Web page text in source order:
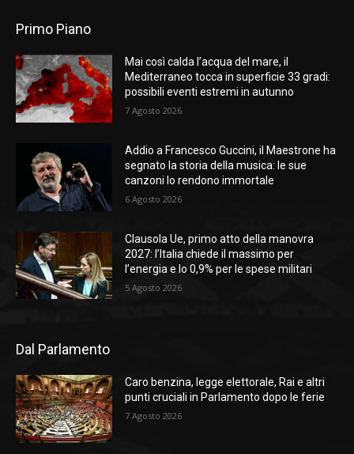
Primo Piano
Mai così calda l’acqua del mare, il
Mediterraneo tocca in superficie 33 gradi:
possibili eventi estremi in autunno
7 Agosto 2026
Addio a Francesco Guccini, il Maestrone ha
segnato la storia della musica: le sue
canzoni lo rendono immortale
6 Agosto 2026
Clausola Ue, primo atto della manovra
2027: l’Italia chiede il massimo per
l’energia e lo 0,9% per le spese militari
5 Agosto 2026
Dal Parlamento
Caro benzina, legge elettorale, Rai e altri
punti cruciali in Parlamento dopo le ferie
7 Agosto 2026